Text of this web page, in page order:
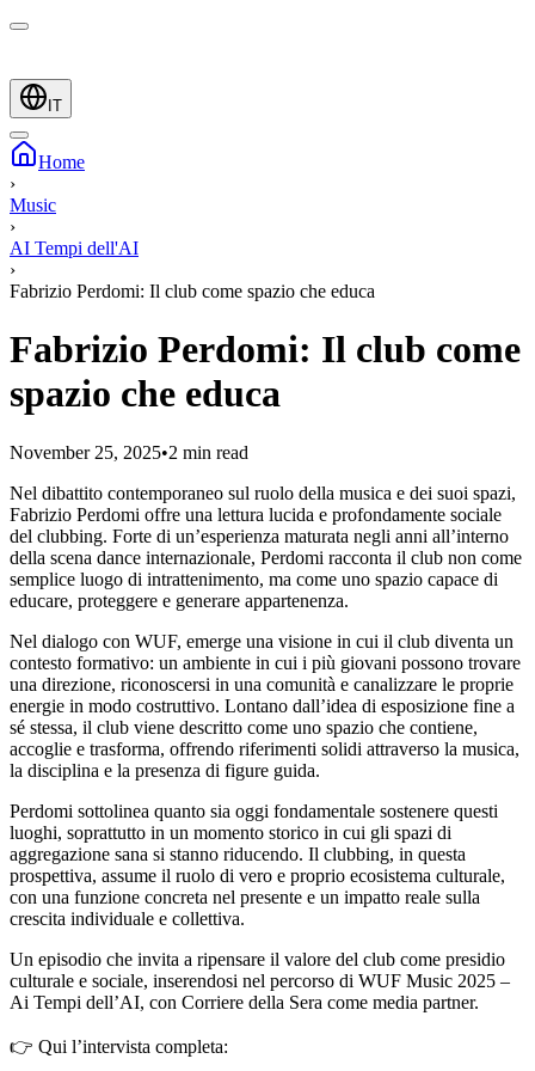
IT
Home
›
Music
›
AI Tempi dell'AI
›
Fabrizio Perdomi: Il club come spazio che educa
Fabrizio Perdomi: Il club come
spazio che educa
November 25, 2025•2 min read
Nel dibattito contemporaneo sul ruolo della musica e dei suoi spazi,
Fabrizio Perdomi offre una lettura lucida e profondamente sociale
del clubbing. Forte di un’esperienza maturata negli anni all’interno
della scena dance internazionale, Perdomi racconta il club non come
semplice luogo di intrattenimento, ma come uno spazio capace di
educare, proteggere e generare appartenenza.
Nel dialogo con WUF, emerge una visione in cui il club diventa un
contesto formativo: un ambiente in cui i più giovani possono trovare
una direzione, riconoscersi in una comunità e canalizzare le proprie
energie in modo costruttivo. Lontano dall’idea di esposizione fine a
sé stessa, il club viene descritto come uno spazio che contiene,
accoglie e trasforma, offrendo riferimenti solidi attraverso la musica,
la disciplina e la presenza di figure guida.
Perdomi sottolinea quanto sia oggi fondamentale sostenere questi
luoghi, soprattutto in un momento storico in cui gli spazi di
aggregazione sana si stanno riducendo. Il clubbing, in questa
prospettiva, assume il ruolo di vero e proprio ecosistema culturale,
con una funzione concreta nel presente e un impatto reale sulla
crescita individuale e collettiva.
Un episodio che invita a ripensare il valore del club come presidio
culturale e sociale, inserendosi nel percorso di WUF Music 2025 –
Ai Tempi dell’AI, con Corriere della Sera come media partner.
👉 Qui l’intervista completa: